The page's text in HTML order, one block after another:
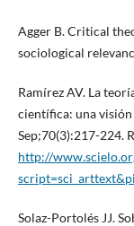
Agger B. Critical
sociological
Ramírez AV. La
científica: una
Sep;70(3):217-224.
http://
Solaz-Portolés JJ.